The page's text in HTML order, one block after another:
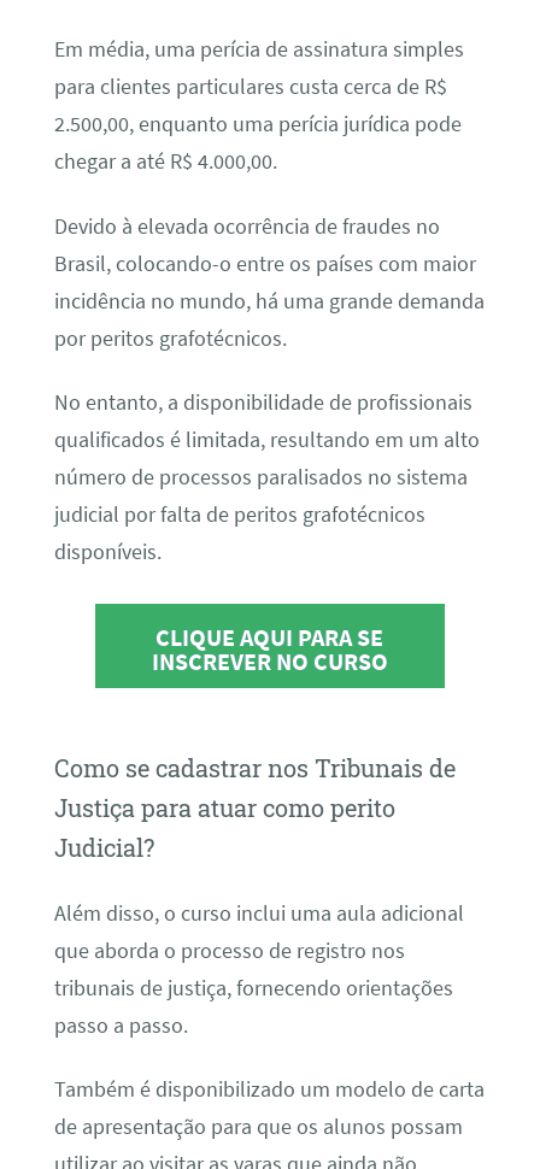
Em média, uma perícia de assinatura simples
para clientes particulares custa cerca de R$
2.500,00, enquanto uma perícia jurídica pode
chegar a até R$ 4.000,00.
Devido à elevada ocorrência de fraudes no
Brasil, colocando-o entre os países com maior
incidência no mundo, há uma grande demanda
por peritos grafotécnicos.
No entanto, a disponibilidade de profissionais
qualificados é limitada, resultando em um alto
número de processos paralisados no sistema
judicial por falta de peritos grafotécnicos
disponíveis.
CLIQUE AQUI PARA SE
INSCREVER NO CURSO
Como se cadastrar nos Tribunais de
Justiça para atuar como perito
Judicial?
Além disso, o curso inclui uma aula adicional
que aborda o processo de registro nos
tribunais de justiça, fornecendo orientações
passo a passo.
Também é disponibilizado um modelo de carta
de apresentação para que os alunos possam